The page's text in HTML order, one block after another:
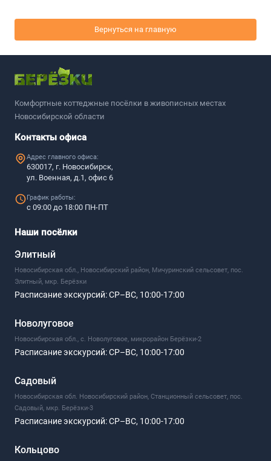
Вернуться на главную
Комфортные коттеджные посёлки в живописных местах
Новосибирской области
Контакты офиса
Адрес главного офиса:
630017, г. Новосибирск,
ул. Военная, д.1, офис 6
График работы:
с 09:00 до 18:00 ПН-ПТ
Наши посёлки
Элитный
Новосибирская обл., Новосибирский район, Мичуринский сельсовет, пос.
Элитный, мкр. Берёзки
Расписание экскурсий:СР–ВС, 10:00-17:00
Новолуговое
Новосибирская обл., с. Новолуговое, микрорайон Берёзки-2
Расписание экскурсий:СР–ВС, 10:00-17:00
Садовый
Новосибирская обл. Новосибирский район, Станционный сельсовет, пос.
Садовый, мкр. Берёзки-3
Расписание экскурсий:СР–ВС, 10:00-17:00
Кольцово